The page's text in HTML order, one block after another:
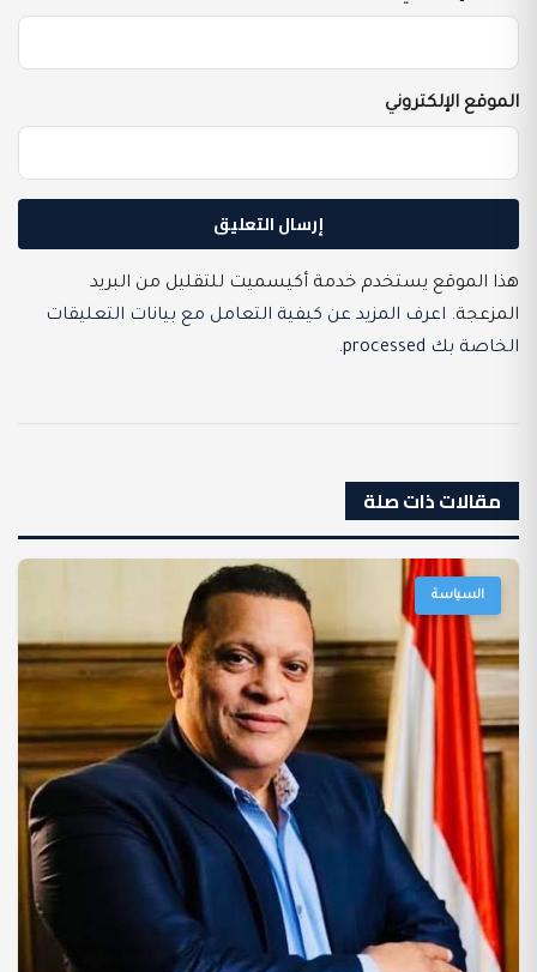
الموقع الإلكتروني
هذا الموقع يستخدم خدمة أكيسميت للتقليل من البريد
المزعجة. اعرف المزيد عن كيفية التعامل مع بيانات التعليقات
الخاصة بك processed
.
مقالات ذات صلة
السياسة